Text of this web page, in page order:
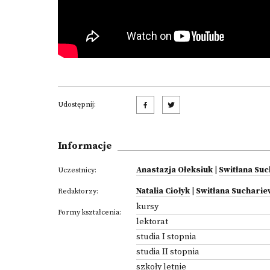
Udostępnij:
Informacje
Uczestnicy: Anastazja Ołeksiuk Switłana
Redaktorzy: Natalia Ciołyk Switłana
Formy kształcenia:
kursy
lektorat
studia I stopnia
studia II stopnia
szkoły letnie